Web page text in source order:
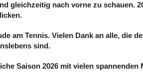
gleichzeitig nach vorne zu schauen.
am Tennis. Vielen Dank an alle, die
sind.
Saison 2026 mit vielen spannenden